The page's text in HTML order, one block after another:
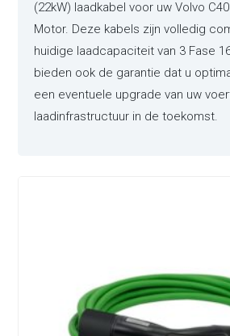
(22kW) laadkabel voor uw Volvo
Motor. Deze kabels zijn volledig
huidige laadcapaciteit van 3 Fase
bieden ook de garantie dat u
een eventuele upgrade van uw
laadinfrastructuur in de toekomst.